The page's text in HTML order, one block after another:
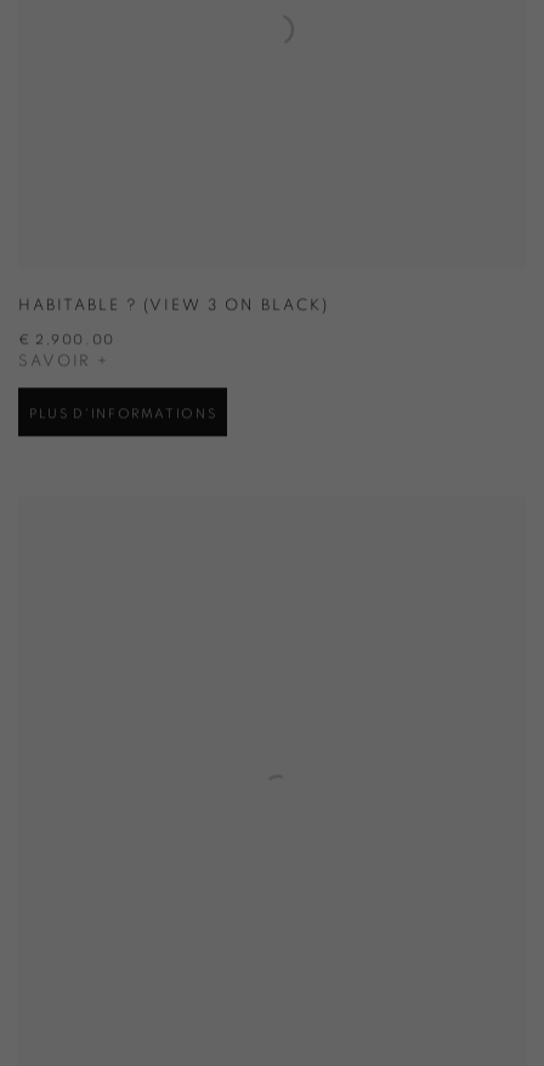
HABITABLE ? (VIEW 3 ON BLACK)
€ 2,900.00
SAVOIR +
PLUS D'INFORMATIONS